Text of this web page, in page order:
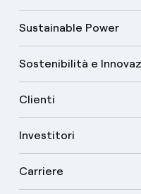
Sustainable Power
Sostenibilità e
Clienti
Investitori
Carriere